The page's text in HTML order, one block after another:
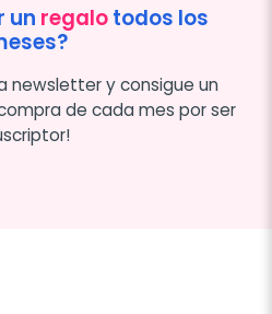
un regalotodos los
newsletter y consigue un
de cada mes por ser